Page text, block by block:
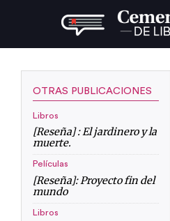
OTRAS PUBLICACIONES
Libros
[Reseña] : El jardinero y la
muerte.
Películas
[Reseña]: Proyecto fin del
mundo
Libros